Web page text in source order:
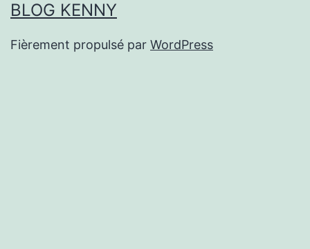
BLOG KENNY
Fièrement propulsé par WordPress